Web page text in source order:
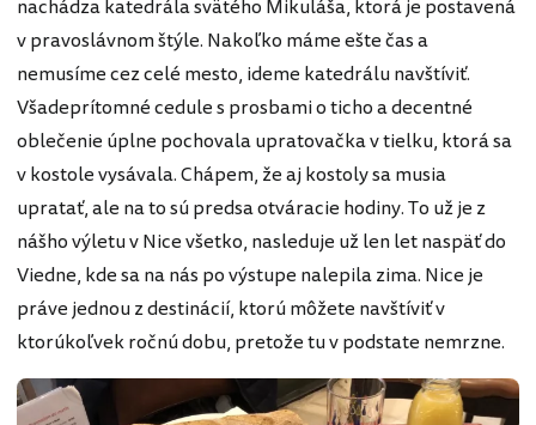
nachádza katedrála svätého Mikuláša, ktorá je postavená
v pravoslávnom štýle. Nakoľko máme ešte čas a
nemusíme cez celé mesto, ideme katedrálu navštíviť.
Všadeprítomné cedule s prosbami o ticho a decentné
oblečenie úplne pochovala upratovačka v tielku, ktorá sa
v kostole vysávala. Chápem, že aj kostoly sa musia
upratať, ale na to sú predsa otváracie hodiny. To už je z
nášho výletu v Nice všetko, nasleduje už len let naspäť do
Viedne, kde sa na nás po výstupe nalepila zima. Nice je
práve jednou z destinácií, ktorú môžete navštíviť v
ktorúkoľvek ročnú dobu, pretože tu v podstate nemrzne.